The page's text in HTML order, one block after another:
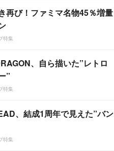
再び！ファミマ名物45％増量
特集
、自ら描いた”レトロ
”
特集
、結成1周年で見えた”バン
特集